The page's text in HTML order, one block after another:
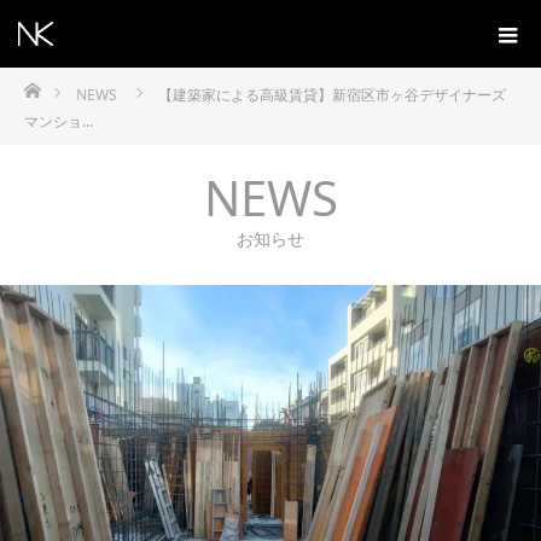
ホームNEWS
【建築家による高級賃貸】新宿区市ヶ谷デザイナーズ
マンショ…
NEWS
お知らせ